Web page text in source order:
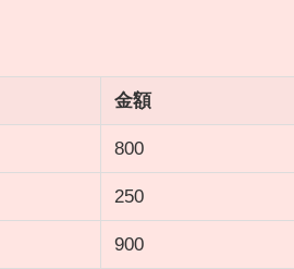
金額
800
250
900